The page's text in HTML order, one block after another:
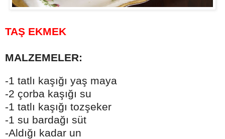
TAŞ EKMEK
MALZEMELER:
-1 tatlı kaşığı yaş maya
-2 çorba kaşığı su
-1 tatlı kaşığı tozşeker
-1 su bardağı süt
-Aldığı kadar un